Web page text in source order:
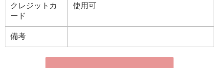
クレジットカ
ード
使用可
備考